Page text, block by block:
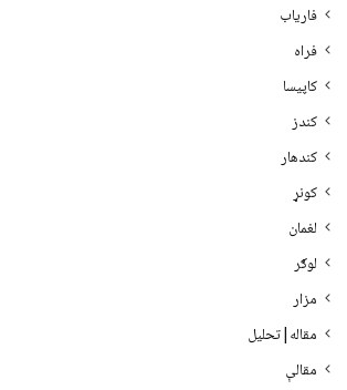
فاریاب
فراه
کاپیسا
کندز
کندهار
کونړ
لغمان
لوګر
مزار
مقاله|تحلیل
مقالې